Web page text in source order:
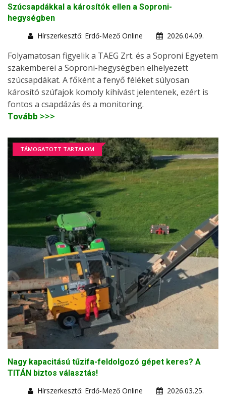
Szúcsapdákkal a károsítók ellen a Soproni-
hegységben
Hírszerkesztő: Erdő-Mező Online
2026.04.09.
Folyamatosan figyelik a TAEG Zrt. és a Soproni Egyetem
szakemberei a Soproni-hegységben elhelyezett
szúcsapdákat. A főként a fenyő féléket súlyosan
károsító szúfajok komoly kihívást jelentenek, ezért is
fontos a csapdázás és a monitoring.
Tovább >>>
TÁMOGATOTT TARTALOM
Nagy kapacitású tűzifa-feldolgozó gépet keres? A
TITÁN biztos választás!
Hírszerkesztő: Erdő-Mező Online
2026.03.25.